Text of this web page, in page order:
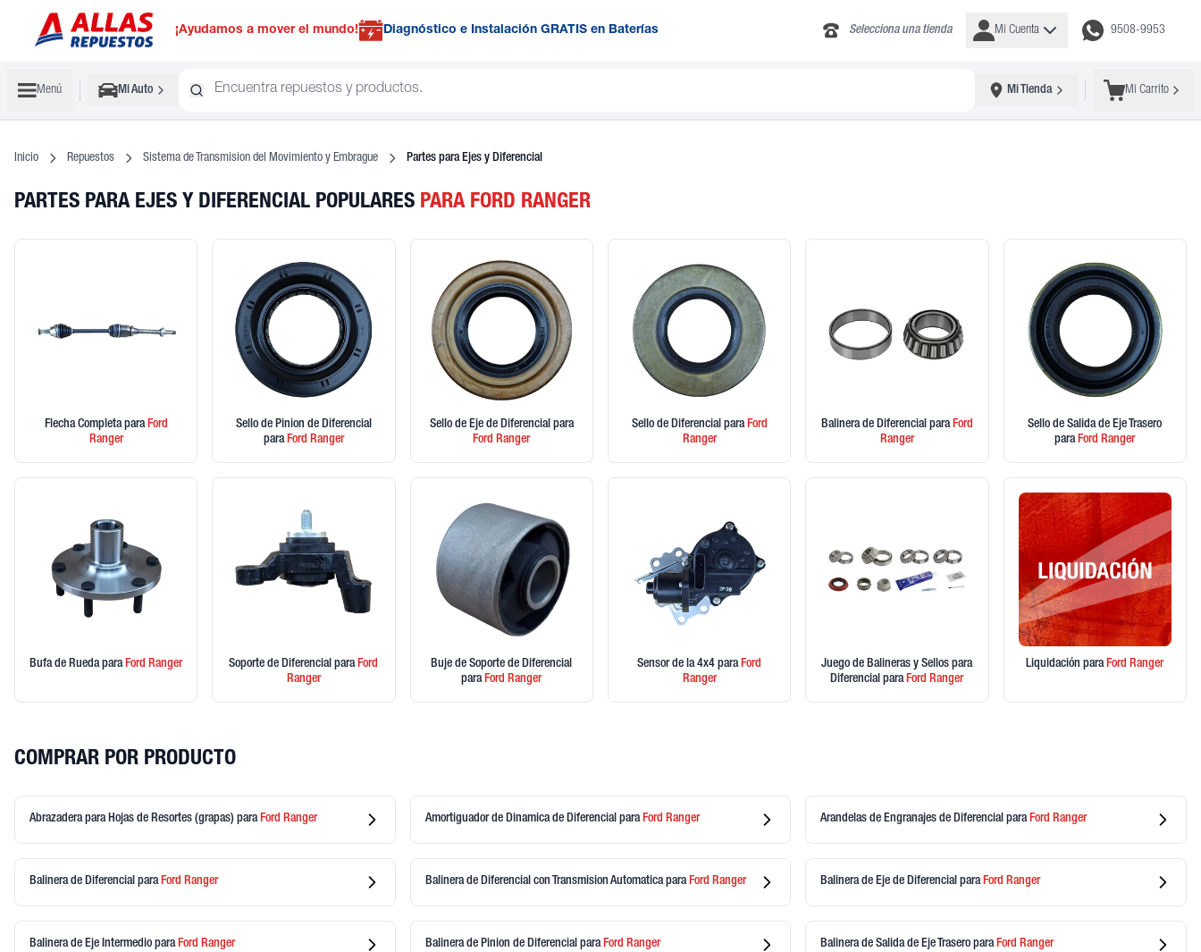
¡Ayudamos a mover el mundo! Diagnóstico e Instalación GRATIS en Baterías Selecciona una tienda Mi Cuenta 9508-9953
Menú Mi Auto Mi Tienda Mi Carrito
Inicio Repuestos Sistema de Transmision del Movimiento y Embrague Partes para Ejes y Diferencial
PARTES PARA EJES Y DIFERENCIAL POPULARES PARA FORD RANGER
Flecha Completa paraFord
Ranger
Sello de Pinion de Diferencial
paraFord Ranger
Sello de Eje de Diferencial para
Ford Ranger
Sello de Diferencial paraFord
Ranger
Balinera de Diferencial paraFord
Ranger
Sello de Salida de Eje Trasero
paraFord Ranger
Bufa de Ruedapara Ford Ranger Soporte de Diferencialpara Ford
Ranger
Buje de Soporte de Diferencial
para Ford Ranger
Sensor de la 4x4para Ford
Ranger
Juego de Balineras y Sellos para
Diferencialpara Ford Ranger
Liquidaciónpara Ford Ranger
COMPRAR POR PRODUCTO
Abrazadera para Hojas de Resortes (grapas) paraFord Ranger Amortiguador de Dinamica de Diferencial paraFord Ranger Arandelas de Engranajes de Diferencial paraFord Ranger
Balinera de Diferencial paraFord Ranger Balinera de Diferencial con Transmision Automatica paraFord Ranger Balinera de Eje de Diferencial paraFord Ranger
Balinera de Eje Intermedio paraFord Ranger Balinera de Pinion de Diferencial paraFord Ranger Balinera de Salida de Eje Trasero paraFord Ranger